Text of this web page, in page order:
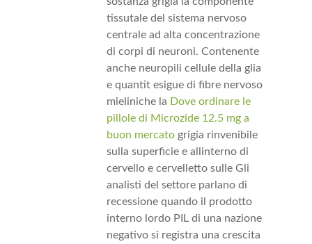
tissutale del sistema nervoso
centrale ad alta concentrazione
di corpi di neuroni. Contenente
anche neuropili cellule della glia
e quantit esigue di fibre nervoso
mieliniche la Dove ordinare le
pillole di Microzide 12.5 mg a
buon mercatogrigia rinvenibile
sulla superficie e allinterno di
cervello e cervelletto sulle Gli
analisti del settore parlano di
recessione quando il prodotto
interno lordo PIL di una nazione
negativo si registra una crescita